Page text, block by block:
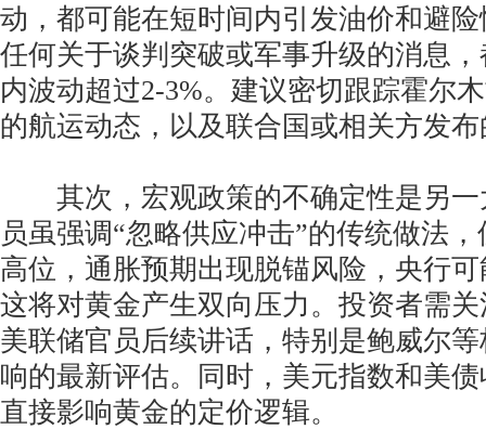
动，都可能在短时间内引发油价和避
任何关于谈判突破或军事升级的消息
内波动超过2-3%。建议密切跟踪霍尔
的航运动态，以及联合国或相关方发
其次，宏观政策的不确定性是另一
员虽强调“忽略供应冲击”的传统做法
高位，通胀预期出现脱锚风险，央行
这将对黄金产生双向压力。投资者需
美联储官员后续讲话，特别是鲍威尔
响的最新评估。同时，美元指数和美
直接影响黄金的定价逻辑。